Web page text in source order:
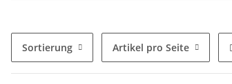
Sortierung Artikel pro Seite